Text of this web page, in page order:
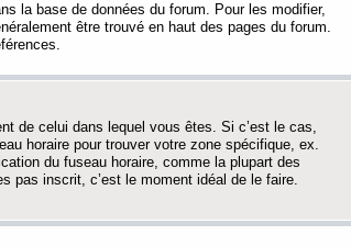
la base de données du forum. Pour les modifier,
être trouvé en haut des pages du forum.
de celui dans lequel vous êtes. Si c’est le cas,
horaire pour trouver votre zone spécifique, ex.
du fuseau horaire, comme la plupart des
pas inscrit, c’est le moment idéal de le faire.